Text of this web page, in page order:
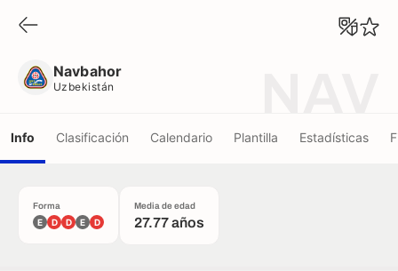
Navbahor
Uzbekistán
Info Clasificación Calendario Plantilla Estadísticas
Forma
E D D E D
Media de edad
27.77 años